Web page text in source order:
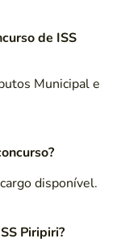
de ISS
Municipal e
disponível.
Piripiri?